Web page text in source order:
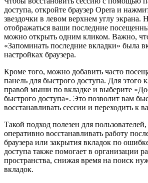
доступа, откройте браузер Opera и
звездочки в левом верхнем углу экрана.
отображаться ваши последние
можно открыть одним кликом. Важно,
«Запоминать последние вкладки» была
настройках браузера.
Кроме того, можно добавить часто
панель для быстрого доступа. Для этого
правой мыши по вкладке и выберите
быстрого доступа». Это позволит вам
восстанавливать сессии и переходить к
Такой подход полезен для
оперативно восстанавливать работу
браузера или закрытия вкладок по
доступа также помогает в организации
пространства, снижая время на поиск
вкладок.